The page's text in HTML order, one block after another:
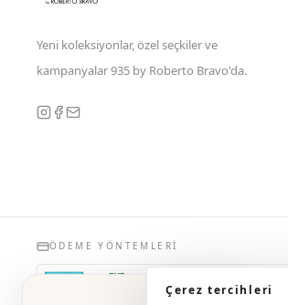
Yeni koleksiyonlar, özel seçkiler ve
kampanyalar 935 by Roberto Bravo'da.
ÖDEME YÖNTEMLERI
Çerez tercihleri